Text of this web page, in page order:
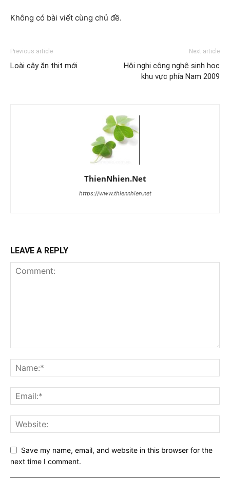
Không có bài viết cùng chủ đề.
Previous article
Loài cây ăn thịt mới
Next article
Hội nghị công nghệ sinh học
khu vực phía Nam 2009
ThienNhien.Net
https://www.thiennhien.net
LEAVE A REPLY
Save my name, email, and website in this browser for the
next time I comment.